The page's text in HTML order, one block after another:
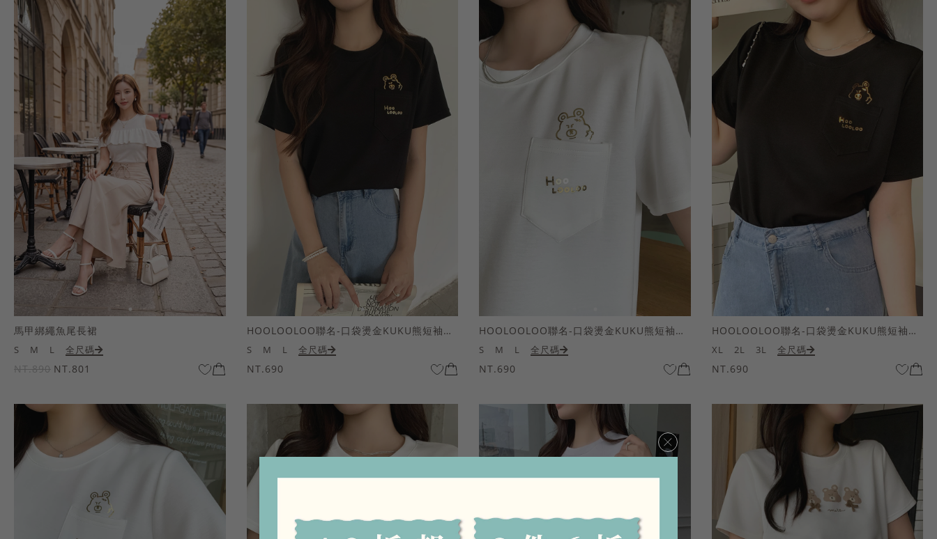
×
馬甲綁繩魚尾長裙
S M L 全尺碼
NT.890 NT.801
HOOLOOLOO聯名-口袋燙金KUKU熊短袖上衣
S M L 全尺碼
NT.690
HOOLOOLOO聯名-口袋燙金KUKU熊短袖上衣
S M L 全尺碼
NT.690
HOOLOOLOO聯名-口袋燙金KUKU熊短袖上衣
XL 2L 3L 全尺碼
NT.690